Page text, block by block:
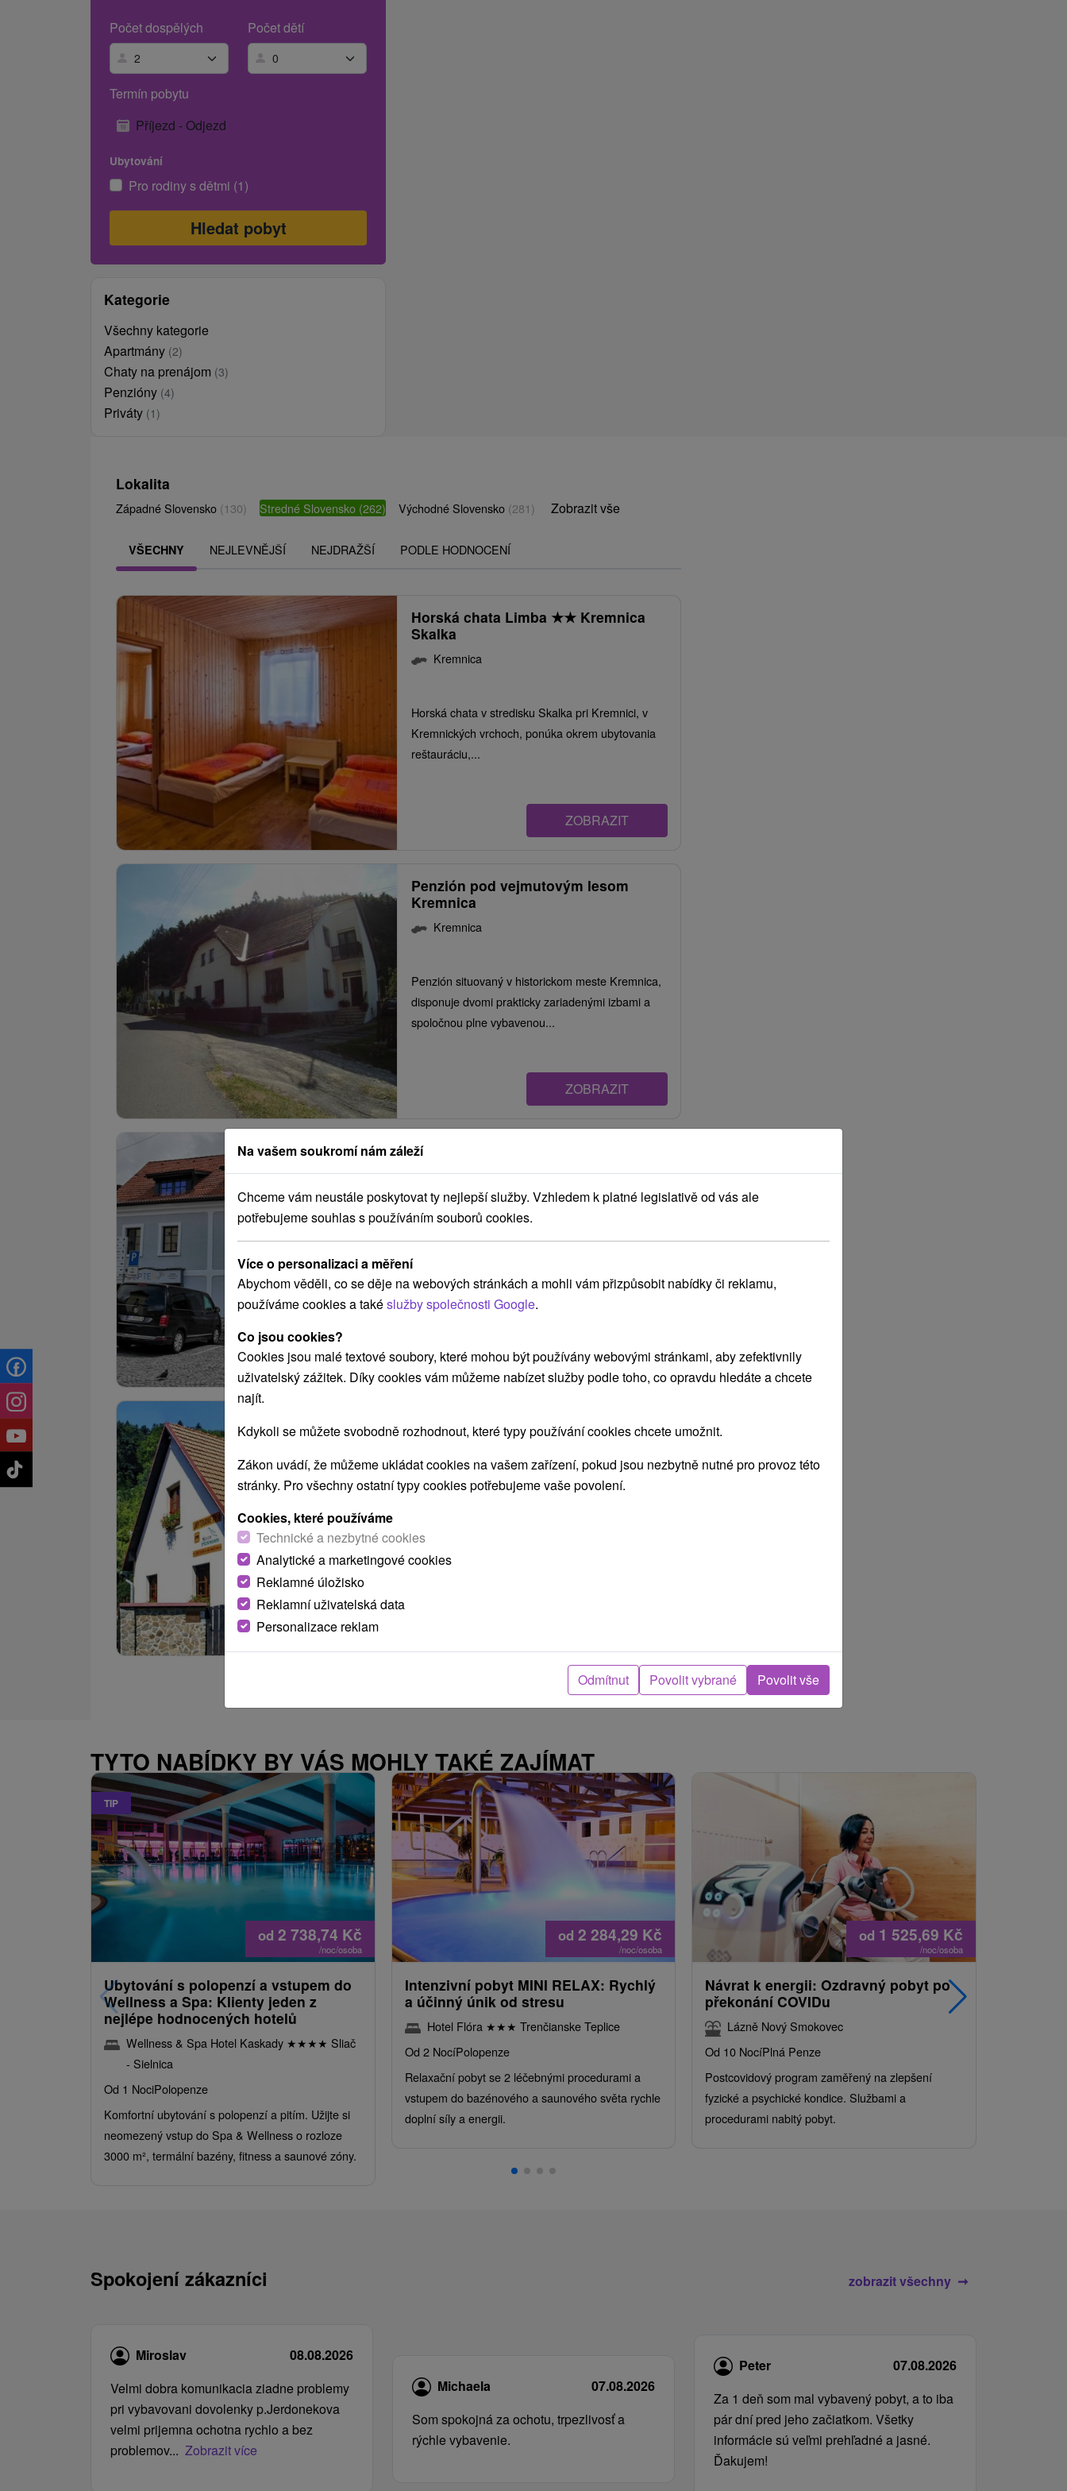
Počet dospělých
Počet dětí
Termín pobytu
Příjezd - Odjezd
Ubytování
Pro rodiny s dětmi (1)
Kategorie
Všechny kategorie
Apartmány (2)
Chaty na prenájom (3)
Penzióny (4)
Priváty (1)
Lokalita
Západné Slovensko (130) Stredné Slovensko (262) Východné Slovensko (281) Zobrazit vše
VŠECHNY NEJLEVNĚJŠÍ NEJDRAŽŠÍ PODLE HODNOCENÍ
Horská chata Limba ★★ Kremnica
Skalka
Kremnica
Horská chata v stredisku Skalka pri Kremnici, v
Kremnických vrchoch, ponúka okrem ubytovania
reštauráciu,...
ZOBRAZIT
Penzión pod vejmutovým lesom
Kremnica
Kremnica
Penzión situovaný v historickom meste Kremnica,
disponuje dvomi prakticky zariadenými izbami a
spoločnou plne vybavenou...
ZOBRAZIT
Apartmány Barbakan Kremnica
Kremnica
(Národná kultúrna pamiatka) na pešej...
ZOBRAZIT
Soler Pension Kremnica
TYTO NABÍDKY BY VÁS MOHLY TAKÉ ZAJÍMAT
TIP
od 2 738,74 Kč
/noc/osoba
Ubytování s polopenzí a vstupem do
Wellness a Spa: Klienty jeden z
nejlépe hodnocených hotelů
Wellness & Spa Hotel Kaskady ★★★★ Sliač
- Sielnica
Od 1 NociPolopenze
Komfortní ubytování s polopenzí a pitím. Užijte si
neomezený vstup do Spa & Wellness o rozloze
3000 m², termální bazény, fitness a saunové zóny.
od 2 284,29 Kč
/noc/osoba
Intenzivní pobyt MINI RELAX: Rychlý
a účinný únik od stresu
Hotel Flóra ★★★ Trenčianske Teplice
Od 2 NocíPolopenze
Relaxační pobyt se 2 léčebnými procedurami a
vstupem do bazénového a saunového světa rychle
doplní síly a energii.
od 1 525,69 Kč
/noc/osoba
Návrat k energii: Ozdravný pobyt po
překonání COVIDu
Lázně Nový Smokovec
Od 10 NocíPlná Penze
Postcovidový program zaměřený na zlepšení
fyzické a psychické kondice. Službami a
procedurami nabitý pobyt.
Spokojení zákazníci zobrazit všechny
Miroslav
08.08.2026
Velmi dobra komunikacia ziadne problemy
pri vybavovani dovolenky p.Jerdonekova
velmi prijemna ochotna rychlo a bez
problemov... Zobrazit více
Michaela
07.08.2026
Som spokojná za ochotu, trpezlivosť a
rýchle vybavenie.
Peter
07.08.2026
Za 1 deň som mal vybavený pobyt, a to iba
pár dní pred jeho začiatkom. Všetky
informácie sú veľmi prehľadné a jasné.
Ďakujem!
Na vašem soukromí nám záleží
Chceme vám neustále poskytovat ty nejlepší služby. Vzhledem k platné legislativě od vás ale
potřebujeme souhlas s používáním souborů cookies.
Více o personalizaci a měření
Abychom věděli, co se děje na webových stránkách a mohli vám přizpůsobit nabídky či reklamu,
používáme cookies a takéslužby společnosti Google.
Co jsou cookies?
Cookies jsou malé textové soubory, které mohou být používány webovými stránkami, aby zefektivnily
uživatelský zážitek. Díky cookies vám můžeme nabízet služby podle toho, co opravdu hledáte a chcete
najít.
Kdykoli se můžete svobodně rozhodnout, které typy používání cookies chcete umožnit.
Zákon uvádí, že můžeme ukládat cookies na vašem zařízení, pokud jsou nezbytně nutné pro provoz této
stránky. Pro všechny ostatní typy cookies potřebujeme vaše povolení.
Cookies, které používáme
Technické a nezbytné cookies
Analytické a marketingové cookies
Reklamné úložisko
Reklamní uživatelská data
Personalizace reklam
Odmítnut Povolit vybrané Povolit vše